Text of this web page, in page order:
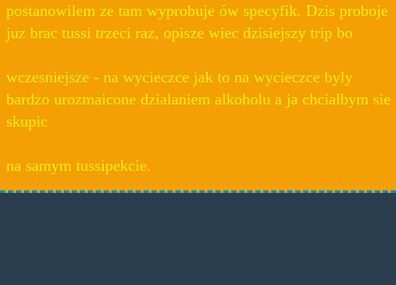
postanowilem ze tam wyprobuje ów specyfik. Dzis proboje
juz brac tussi trzeci raz, opisze wiec dzisiejszy trip bo
wczesniejsze - na wycieczce jak to na wycieczce byly
bardzo urozmaicone dzialaniem alkoholu a ja chcialbym sie
skupic
na samym tussipekcie.